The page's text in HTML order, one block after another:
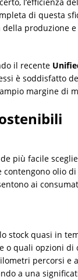
di questa
produzione
il recente
è soddisfatto
margine di
più facile
olio
ai
stock quasi in
quali opzioni di
percorsi e
a una